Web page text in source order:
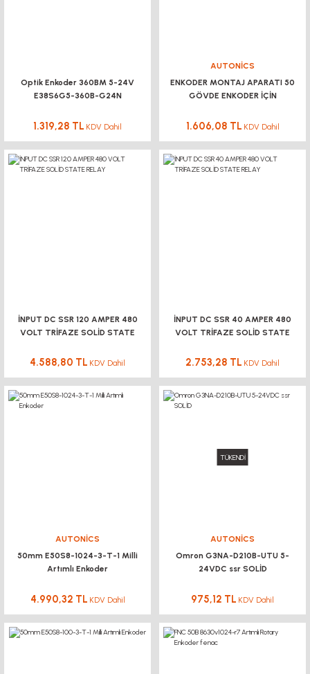
Optik Enkoder 360BM 5-24V
E38S6G5-360B-G24N
1.319,28 TL KDV Dahil
AUTONİCS
ENKODER MONTAJ APARATI 50
GÖVDE ENKODER İÇİN
1.606,08 TL KDV Dahil
İNPUT DC SSR 120 AMPER 480
VOLT TRİFAZE SOLİD STATE
4.588,80 TL KDV Dahil
İNPUT DC SSR 40 AMPER 480
VOLT TRİFAZE SOLİD STATE
2.753,28 TL KDV Dahil
AUTONİCS
50mm E50S8-1024-3-T-1 Milli
Artımlı Enkoder
4.990,32 TL KDV Dahil
TÜKENDİ
AUTONİCS
Omron G3NA-D210B-UTU 5-
24VDC ssr SOLİD
975,12 TL KDV Dahil